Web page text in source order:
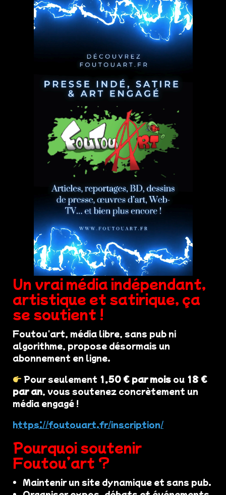
Un vrai média indépendant,
artistique et satirique, ça
se soutient !
Foutou'art, média libre, sans pub ni
algorithme, propose désormais un
abonnement en ligne.
Pour seulement 1,50 € par mois ou 18 €
par an, vous soutenez concrètement un
média engagé !
https://foutouart.fr/inscription/
Pourquoi soutenir
Foutou’art ?
Maintenir un site dynamique et sans pub.